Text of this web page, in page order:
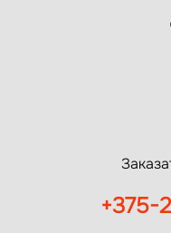
+375-